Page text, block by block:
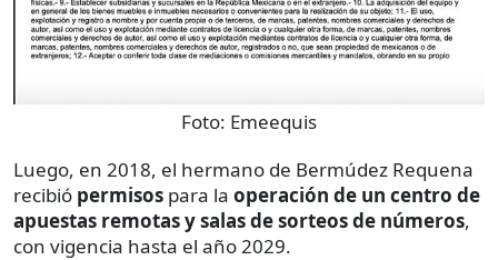
Foto: Emeequis
Luego, en 2018, el hermano de Bermúdez Requena
recibió permisos para la operación de un centro de
apuestas remotas y salas de sorteos de números,
con vigencia hasta el año 2029.